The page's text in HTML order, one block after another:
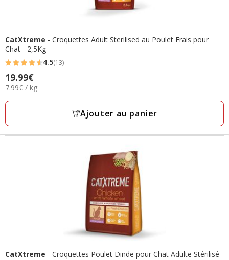
CatXtreme - Croquettes Adult Sterilised au Poulet Frais pour
Chat - 2,5Kg
4.5
étoiles
avec
13
4.5(13)
Prix
19.99€
19.99€
7.99€
Kg
7.99€ / kg
Ajouter au panier
CatXtreme - Croquettes Poulet Dinde pour Chat Adulte Stérilisé